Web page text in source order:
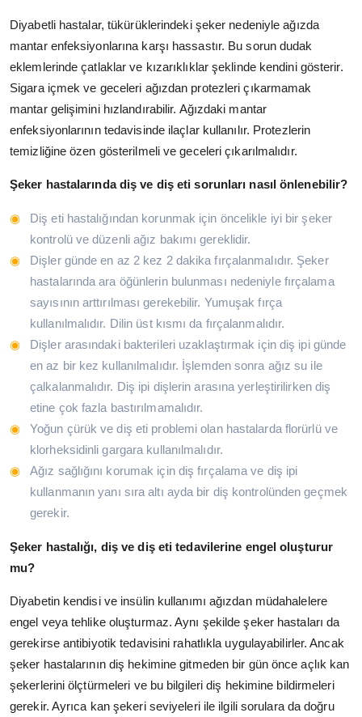
Diyabetli hastalar, tükürüklerindeki şeker nedeniyle ağızda
mantar enfeksiyonlarına karşı hassastır. Bu sorun dudak
eklemlerinde çatlaklar ve kızarıklıklar şeklinde kendini gösterir.
Sigara içmek ve geceleri ağızdan protezleri çıkarmamak
mantar gelişimini hızlandırabilir. Ağızdaki mantar
enfeksiyonlarının tedavisinde ilaçlar kullanılır. Protezlerin
temizliğine özen gösterilmeli ve geceleri çıkarılmalıdır.
Şeker hastalarında diş ve diş eti sorunları nasıl önlenebilir?
Diş eti hastalığından korunmak için öncelikle iyi bir şeker
kontrolü ve düzenli ağız bakımı gereklidir.
Dişler günde en az 2 kez 2 dakika fırçalanmalıdır. Şeker
hastalarında ara öğünlerin bulunması nedeniyle fırçalama
sayısının arttırılması gerekebilir. Yumuşak fırça
kullanılmalıdır. Dilin üst kısmı da fırçalanmalıdır.
Dişler arasındaki bakterileri uzaklaştırmak için diş ipi günde
en az bir kez kullanılmalıdır. İşlemden sonra ağız su ile
çalkalanmalıdır. Diş ipi dişlerin arasına yerleştirilirken diş
etine çok fazla bastırılmamalıdır.
Yoğun çürük ve diş eti problemi olan hastalarda florürlü ve
klorheksidinli gargara kullanılmalıdır.
Ağız sağlığını korumak için diş fırçalama ve diş ipi
kullanmanın yanı sıra altı ayda bir diş kontrolünden geçmek
gerekir.
Şeker hastalığı, diş ve diş eti tedavilerine engel oluşturur
mu?
Diyabetin kendisi ve insülin kullanımı ağızdan müdahalelere
engel veya tehlike oluşturmaz. Aynı şekilde şeker hastaları da
gerekirse antibiyotik tedavisini rahatlıkla uygulayabilirler. Ancak
şeker hastalarının diş hekimine gitmeden bir gün önce açlık kan
şekerlerini ölçtürmeleri ve bu bilgileri diş hekimine bildirmeleri
gerekir. Ayrıca kan şekeri seviyeleri ile ilgili sorulara da doğru